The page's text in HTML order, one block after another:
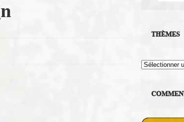
THÈMES
Thèmes